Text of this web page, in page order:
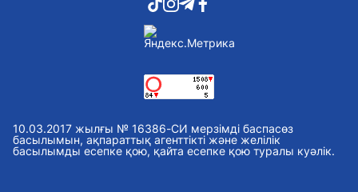
7 тамыз, 2026
«Тәуелсіздік ұрпақтары – 2026»
грантының иегерлері анықталды
Президент Солтүстік Қазақстан
облысының 90 жылдығымен
Қазақстанда аккредиттеу
цифрландырылып жатыр
10.03.2017 жылғы № 16386-СИ мерзімді баспасөз
басылымын, ақпараттық агенттікті және желілік
басылымды есепке қою, қайта есепке қою туралы куәлік.